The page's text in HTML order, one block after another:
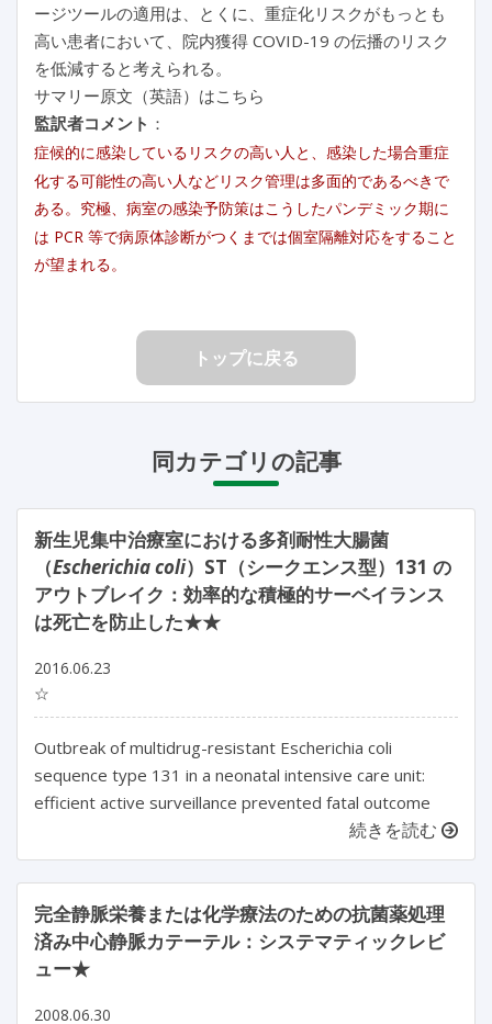
ージツールの適用は、とくに、重症化リスクがもっとも
高い患者において、院内獲得 COVID-19 の伝播のリスク
を低減すると考えられる。
サマリー原文（英語）はこちら
監訳者コメント ：
症候的に感染しているリスクの高い人と、感染した場合重症
化する可能性の高い人などリスク管理は多面的であるべきで
ある。究極、病室の感染予防策はこうしたパンデミック期に
は PCR 等で病原体診断がつくまでは個室隔離対応をすること
が望まれる。
トップに戻る
同カテゴリの記事
新生児集中治療室における多剤耐性大腸菌
（Escherichia coli）ST（シークエンス型）131 の
アウトブレイク：効率的な積極的サーベイランス
は死亡を防止した★★
2016.06.23
☆
Outbreak of multidrug-resistant Escherichia coli
sequence type 131 in a neonatal intensive care unit:
efficient active surveillance prevented fatal outcome
続きを読む
完全静脈栄養または化学療法のための抗菌薬処理
済み中心静脈カテーテル：システマティックレビ
ュー★
2008.06.30